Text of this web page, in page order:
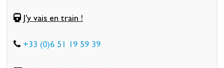
J'y vais en train !
+33 (0)6 51 19 59 39